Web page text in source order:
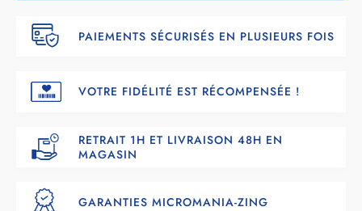
PAIEMENTS SÉCURISÉS EN PLUSIEURS FOIS
VOTRE FIDÉLITÉ EST RÉCOMPENSÉE !
RETRAIT 1H ET LIVRAISON 48H EN
MAGASIN
GARANTIES MICROMANIA-ZING